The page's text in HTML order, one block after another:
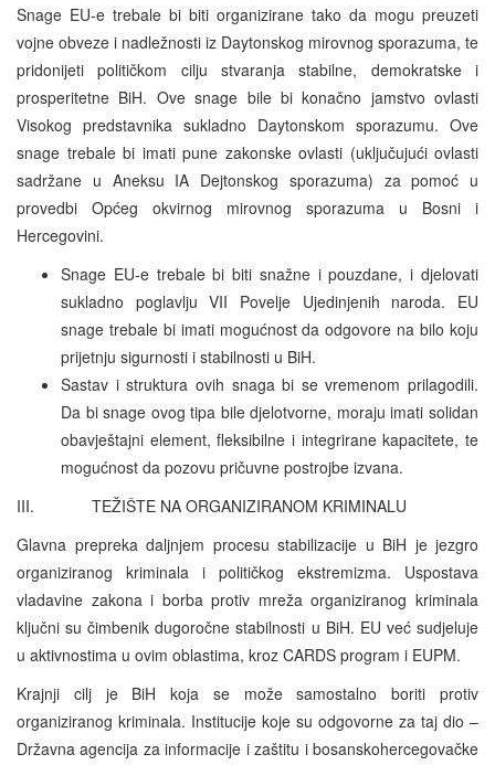
Snage EU-e trebale bi biti organizirane tako da mogu preuzeti
vojne obveze i nadležnosti iz Daytonskog mirovnog sporazuma, te
pridonijeti političkom cilju stvaranja stabilne, demokratske i
prosperitetne BiH. Ove snage bile bi konačno jamstvo ovlasti
Visokog predstavnika sukladno Daytonskom sporazumu. Ove
snage trebale bi imati pune zakonske ovlasti (uključujući ovlasti
sadržane u Aneksu IA Dejtonskog sporazuma) za pomoć u
provedbi Općeg okvirnog mirovnog sporazuma u Bosni i
Hercegovini.
Snage EU-e trebale bi biti snažne i pouzdane, i djelovati
sukladno poglavlju VII Povelje Ujedinjenih naroda. EU
snage trebale bi imati mogućnost da odgovore na bilo koju
prijetnju sigurnosti i stabilnosti u BiH.
Sastav i struktura ovih snaga bi se vremenom prilagodili.
Da bi snage ovog tipa bile djelotvorne, moraju imati solidan
obavještajni element, fleksibilne i integrirane kapacitete, te
mogućnost da pozovu pričuvne postrojbe izvana.
III. TEŽIŠTE NA ORGANIZIRANOM KRIMINALU
Glavna prepreka daljnjem procesu stabilizacije u BiH je jezgro
organiziranog kriminala i političkog ekstremizma. Uspostava
vladavine zakona i borba protiv mreža organiziranog kriminala
ključni su čimbenik dugoročne stabilnosti u BiH. EU već sudjeluje
u aktivnostima u ovim oblastima, kroz CARDS program i EUPM.
Krajnji cilj je BiH koja se može samostalno boriti protiv
organiziranog kriminala. Institucije koje su odgovorne za taj dio –
Državna agencija za informacije i zaštitu i bosanskohercegovačke